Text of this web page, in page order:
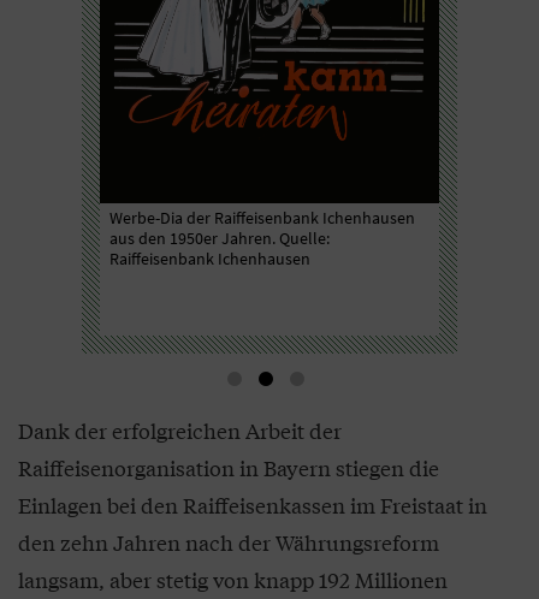
Werbe-Dia der Raiffeisenbank Ichenhausen
aus den 1950er Jahren. Quelle:
Raiffeisenbank Ichenhausen
„Stark ist
bei ihren
Währung.
Dank der erfolgreichen Arbeit der
Raiffeisenorganisation in Bayern stiegen die
Einlagen bei den Raiffeisenkassen im Freistaat in
den zehn Jahren nach der Währungsreform
langsam, aber stetig von knapp 192 Millionen